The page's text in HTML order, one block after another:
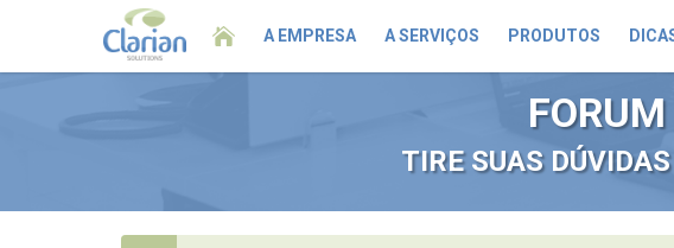
A EMPRESA A SERVIÇOS PRODUTOS
TIRE SUAS